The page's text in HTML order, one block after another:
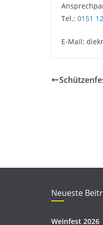
Tel.: 0151
E-Mail:
Neueste
Weinfest 2026